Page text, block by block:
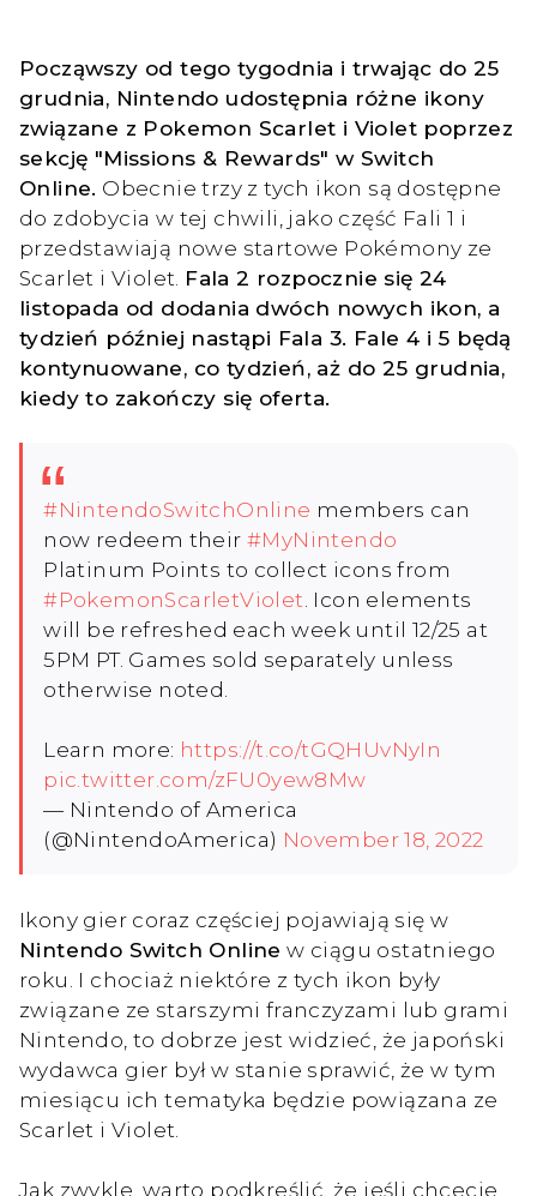
Począwszy od tego tygodnia i trwając do 25
grudnia, Nintendo udostępnia różne ikony
związane z Pokemon Scarlet i Violet poprzez
sekcję "Missions & Rewards" w Switch
Online. Obecnie trzy z tych ikon są dostępne
do zdobycia w tej chwili, jako część Fali 1 i
przedstawiają nowe startowe Pokémony ze
Scarlet i Violet. Fala 2 rozpocznie się 24
listopada od dodania dwóch nowych ikon, a
tydzień później nastąpi Fala 3. Fale 4 i 5 będą
kontynuowane, co tydzień, aż do 25 grudnia,
kiedy to zakończy się oferta.
#NintendoSwitchOnline members can
now redeem their #MyNintendo
Platinum Points to collect icons from
#PokemonScarletViolet . Icon elements
will be refreshed each week until 12/25 at
5PM PT. Games sold separately unless
otherwise noted.
Learn more: https://t.co/tGQHUvNyIn
pic.twitter.com/zFU0yew8Mw
— Nintendo of America
(@NintendoAmerica) November 18, 2022
Ikony gier coraz częściej pojawiają się w
Nintendo Switch Online w ciągu ostatniego
roku. I chociaż niektóre z tych ikon były
związane ze starszymi franczyzami lub grami
Nintendo, to dobrze jest widzieć, że japoński
wydawca gier był w stanie sprawić, że w tym
miesiącu ich tematyka będzie powiązana ze
Scarlet i Violet.
Jak zwykle, warto podkreślić, że jeśli chcecie